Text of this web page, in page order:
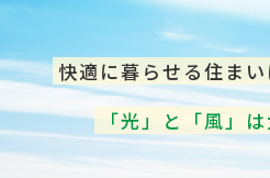
快適に暮らせる住ま
「光」と「風」